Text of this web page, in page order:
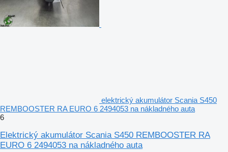
elektrický akumulátor Scania S450
REMBOOSTER RA EURO 6 2494053 na nákladného auta
6
Elektrický akumulátor Scania S450 REMBOOSTER RA
EURO 6 2494053 na nákladného auta